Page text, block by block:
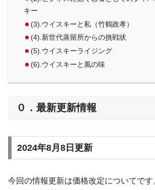
キー
(3).ウイスキーと私（竹鶴政孝）
(4).新世代蒸留所からの挑戦状
(5).ウイスキーライジング
(6).ウイスキーと風の味
０．最新更新情報
2024年8月8日更新
今回の情報更新は価格改定についてで